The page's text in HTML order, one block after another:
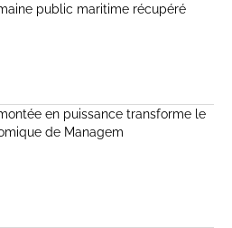
public maritime récupéré
en puissance transforme le
de Managem